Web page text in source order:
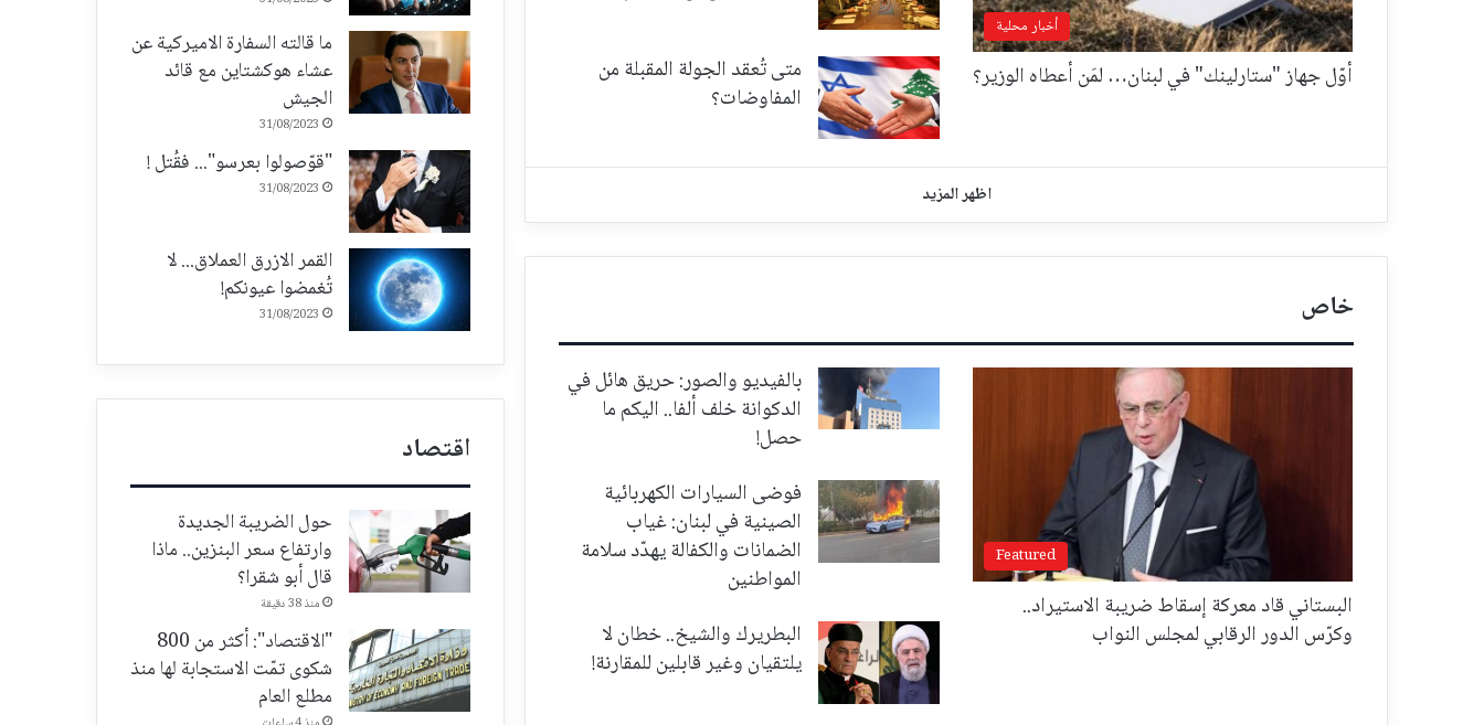
أخبار محلية
أوّل جهاز "ستارلينك" في لبنان… لمَن أعطاه الوزير؟
متى تُعقد الجولة المقبلة من
المفاوضات؟
اظهر المزيد
خاص
Featured
البستاني قاد معركة إسقاط ضريبة الاستيراد..
وكرّس الدور الرقابي لمجلس النواب
بالفيديو والصور: حريق هائل في
الدكوانة خلف ألفا.. اليكم ما
حصل!
فوضى السيارات الكهربائية
الصينية في لبنان: غياب
الضمانات والكفالة يهدّد سلامة
المواطنين
البطريرك والشيخ.. خطان لا
يلتقيان وغير قابلين للمقارنة!
ما قالته السفارة الاميركية عن
عشاء هوكشتاين مع قائد
الجيش
31/08/2023
"قوّصولوا بعرسو"... فقُتل !
31/08/2023
القمر الازرق العملاق... لا
تُغمضوا عيونكم!
31/08/2023
اقتصاد
حول الضريبة الجديدة
وارتفاع سعر البنزين.. ماذا
قال أبو شقرا؟
منذ 38 دقيقة
"الاقتصاد": أكثر من 800
شكوى تمّت الاستجابة لها منذ
مطلع العام